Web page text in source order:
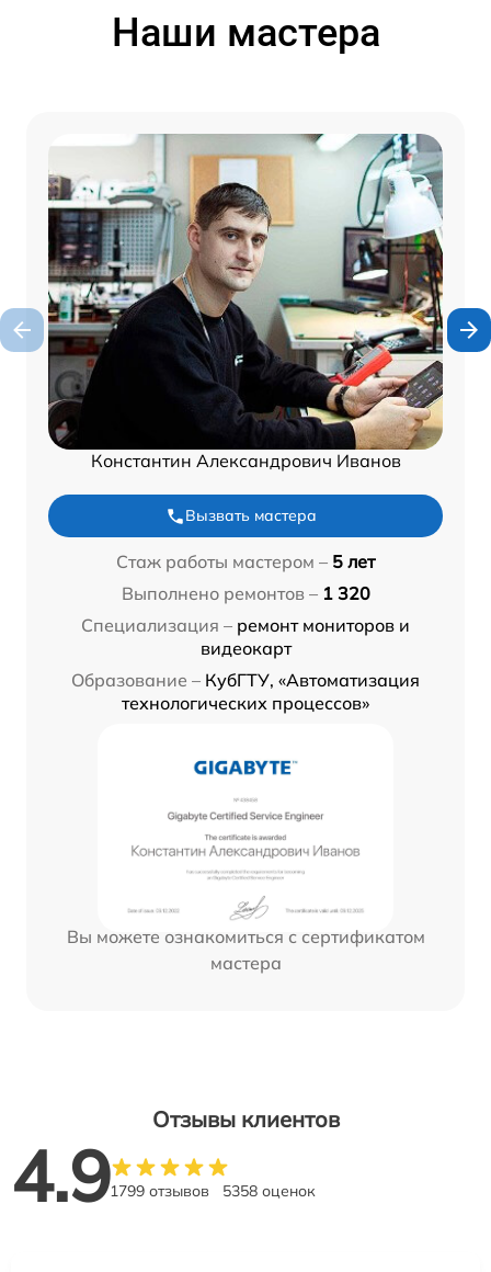
Наши мастера
Константин Александрович Иванов
Вызвать мастера
Стаж работы мастером – 5 лет
Выполнено ремонтов – 1 320
Специализация – ремонт мониторов и
видеокарт
Образование – КубГТУ, «Автоматизация
технологических процессов»
Вы можете ознакомиться с сертификатом
мастера
Отзывы клиентов
4.91799 отзывов 5358 оценок